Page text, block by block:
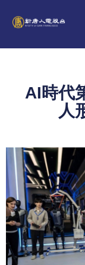
AI時代
人